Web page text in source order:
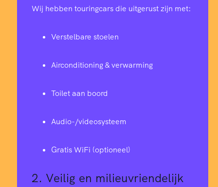
Wij hebben touringcars die uitgerust zijn met:
Verstelbare stoelen
Airconditioning & verwarming
Toilet aan boord
Audio-/videosysteem
Gratis WiFi (optioneel)
2. Veilig en milieuvriendelijk